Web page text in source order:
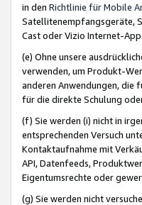
in den Richtlinie für Mobile
Satellitenempfangsgeräte,
Cast oder Vizio Internet-
(e) Ohne unsere
verwenden, um Produkt-
anderen Anwendungen, die
für die direkte Schulung
(f) Sie werden (i) nicht in
entsprechenden Versuch
Kontaktaufnahme mit
API, Datenfeeds,
Eigentumsrechte oder
(g) Sie werden nicht